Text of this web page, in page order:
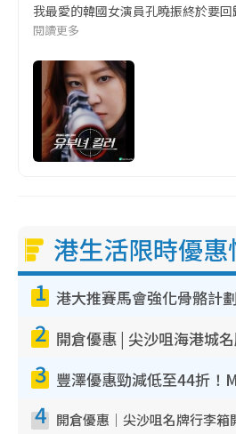
我最愛的韓國女演員孔曉振終於要
閱讀更多
港生活限時優惠
1
2
3
4